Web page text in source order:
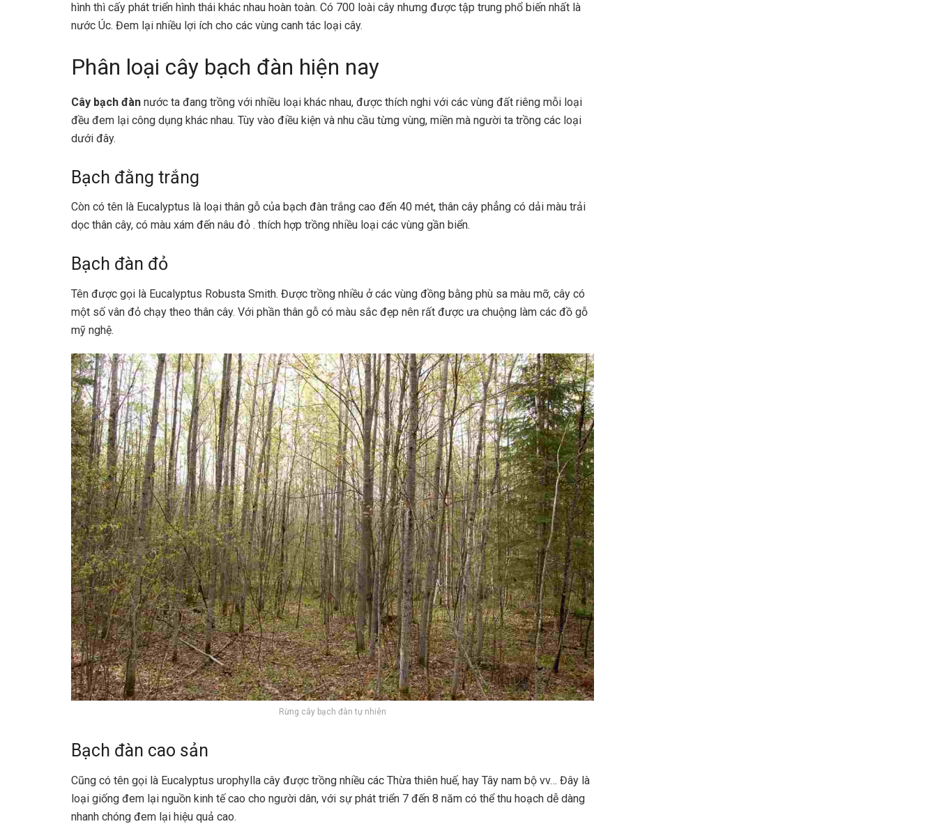
hình thì cấy phát triển hình thái khác nhau hoàn toàn. Có 700 loài cây nhưng được tập trung phổ biến nhất là
nước Úc. Đem lại nhiều lợi ích cho các vùng canh tác loại cây.
Phân loại cây bạch đàn hiện nay
Cây bạch đàn nước ta đang trồng với nhiều loại khác nhau, được thích nghi với các vùng đất riêng mỗi loại
đều đem lại công dụng khác nhau. Tùy vào điều kiện và nhu cầu từng vùng, miền mà người ta trồng các loại
dưới đây.
Bạch đằng trắng
Còn có tên là Eucalyptus là loại thân gỗ của bạch đàn trắng cao đến 40 mét, thân cây phẳng có dải màu trải
dọc thân cây, có màu xám đến nâu đỏ . thích hợp trồng nhiều loại các vùng gần biển.
Bạch đàn đỏ
Tên được gọi là Eucalyptus Robusta Smith. Được trồng nhiều ở các vùng đồng bằng phù sa màu mỡ, cây có
một số vân đỏ chạy theo thân cây. Với phần thân gỗ có màu sắc đẹp nên rất được ưa chuộng làm các đồ gỗ
mỹ nghệ.
Rừng cây bạch đàn tự nhiên
Bạch đàn cao sản
Cũng có tên gọi là Eucalyptus urophylla cây được trồng nhiều các Thừa thiên huế, hay Tây nam bộ vv… Đây là
loại giống đem lại nguồn kinh tế cao cho người dân, với sự phát triển 7 đến 8 năm có thể thu hoạch dễ dàng
nhanh chóng đem lại hiệu quả cao.